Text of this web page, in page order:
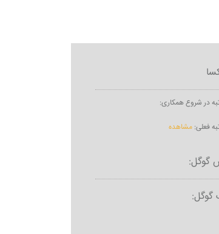
در شروع همکاری:
فعلی: مشاهده
گوگل:
گوگل: